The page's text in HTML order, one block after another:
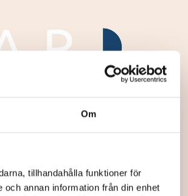
Om
tillhandahålla funktioner för
annan information från din enhet